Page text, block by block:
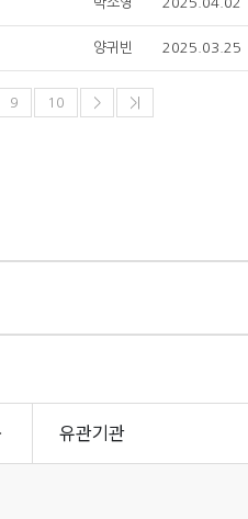
박소영 2025.04.02
양귀빈 2025.03.25
9 10 > >|
유관기관